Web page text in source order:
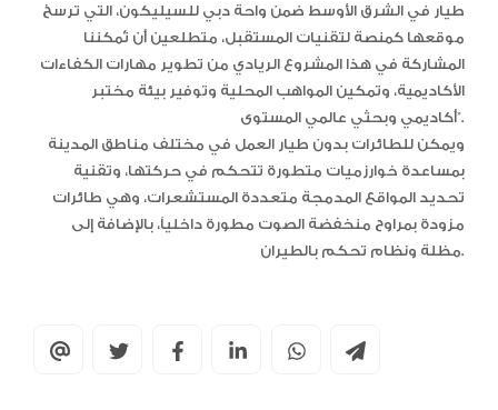
طيار في الشرق الأوسط ضمن واحة دبي للسيليكون، التي ترسخ
موقعها كمنصة لتقنيات المستقبل، متطلعين أن تُمكننا
المشاركة في هذا المشروع الريادي من تطوير مهارات الكفاءات
الأكاديمية، وتمكين المواهب المحلية وتوفير بيئة مختبر
أكاديمي وبحثي عالمي المستوى”.
ويمكن للطائرات بدون طيار العمل في مختلف مناطق المدينة
بمساعدة خوارزميات متطورة تتحكم في حركتها، وتقنية
تحديد المواقع المدمجة متعددة المستشعرات، وهي طائرات
مزودة بمراوح منخفضة الصوت مطورة داخلياً، بالإضافة إلى
مظلة ونظام تحكم بالطيران.